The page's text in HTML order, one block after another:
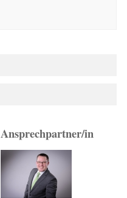
Ansprechpartner/in